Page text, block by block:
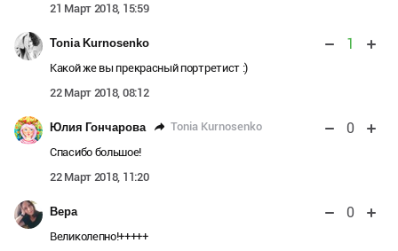
21 Март 2018, 15:59
Tonia Kurnosenko 1
Какой же вы прекрасный портретист :)
22 Март 2018, 08:12
Юлия Гончарова Tonia Kurnosenko 0
Спасибо большое!
22 Март 2018, 11:20
Вера 0
Великолепно!+++++